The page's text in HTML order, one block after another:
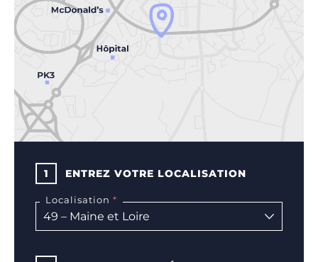
1 ENTREZ VOTRE LOCALISATION
Localisation